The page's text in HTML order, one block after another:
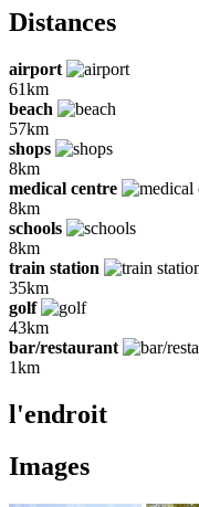
Distances
airport
61km
beach
57km
shops
8km
medical centre
8km
schools
8km
train station
35km
golf
43km
bar/restaurant
1km
l'endroit
Images